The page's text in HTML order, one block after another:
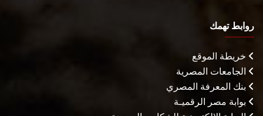
روابط تهمك
خريطة الموقع
الجامعات المصرية
بنك المعرفة المصري
بوابة مصر الرقميـة